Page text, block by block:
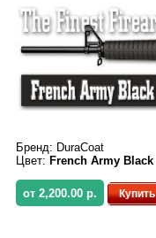
Бренд: DuraCoat
Цвет: French Army Black
от 2,200.00 р. Купить